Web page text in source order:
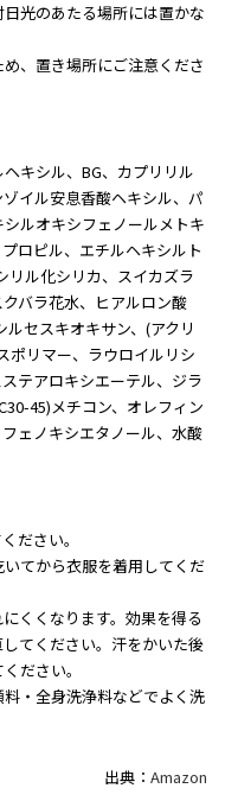
光のあたる場所には置かな
、置き場所にご注意くださ
キシル、BG、カプリリル
イル安息香酸ヘキシル、パ
ルオキシフェノールメトキ
ロピル、エチルヘキシルト
リル化シリカ、スイカズラ
バラ花水、ヒアルロン酸
セスキオキサン、(アクリ
ポリマー、ラウロイルリシ
テアロキシエーテル、ジラ
45)メチコン、オレフィン
ェノキシエタノール、水酸
ださい。
てから衣服を着用してくだ
くくなります。効果を得る
てください。汗をかいた後
ださい。
・全身洗浄料などでよく洗
出典： Amazon